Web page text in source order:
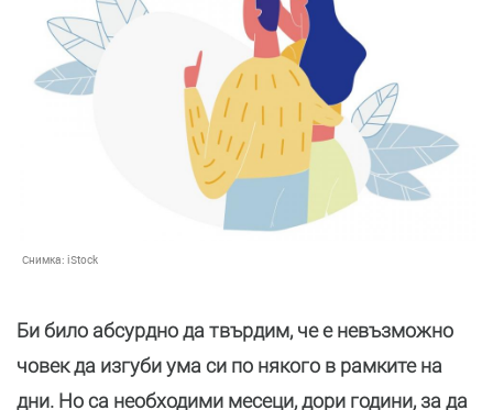
Снимка: iStock
Би било абсурдно да твърдим, че е невъзможно
човек да изгуби ума си по някого в рамките на
дни. Но са необходими месеци, дори години, за да